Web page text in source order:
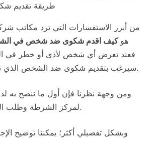
طريقة تقديم
من أبرز الاستفسارات التي ترد مكاتب
هو كيف اقدم شكوى ضد شخص في
فعند تعرض أي شخص لأذى أو خطر في
سيرغب بتقديم شكوى ضد الشخص الذي تعرض للأذى منه.
ومن وجهة نظرنا فإن أول ما ننصح به
لمركز الشرطة وطلب العون والمساعدة.